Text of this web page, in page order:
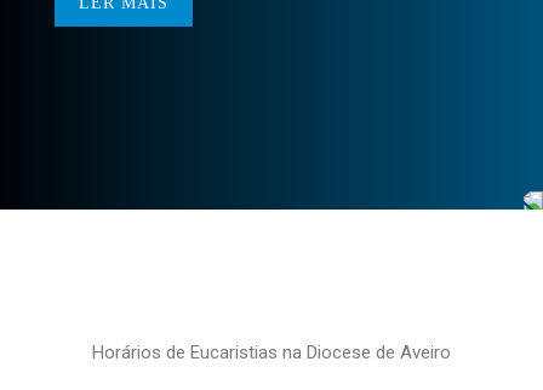
Horários de Eucaristias na Diocese de Aveiro